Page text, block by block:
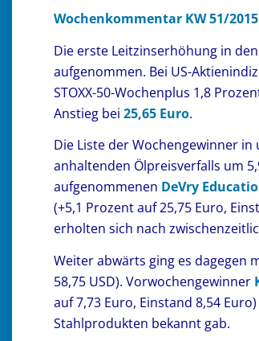
Wochenkommentar KW 51/
Die erste Leitzinserhöhung in
aufgenommen. Bei US-
STOXX-50-Wochenplus 1,8
Anstieg bei 25,65 Euro.
Die Liste der Wochengewinner
anhaltenden Ölpreisverfalls um
aufgenommenen DeVry
(+5,1 Prozent auf 25,75 Euro,
erholten sich nach
Weiter abwärts ging es dagegen
58,75 USD). Vorwochengewinner
auf 7,73 Euro, Einstand 8,54
Stahlprodukten bekannt gab.